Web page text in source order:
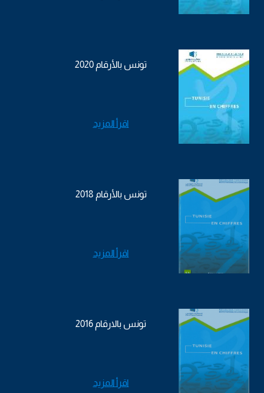
تونس بالأرقام 2020
اقرأ المزيد
تونس بالأرقام 2018
اقرأ المزيد
تونس بالارقام 2016
اقرأ المزيد